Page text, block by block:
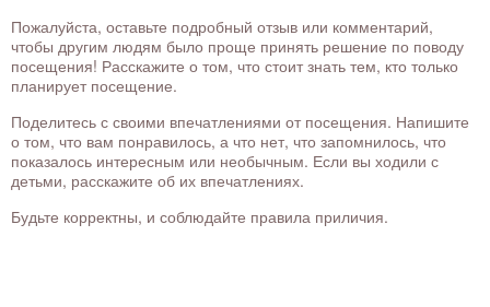
Пожалуйста, оставьте подробный отзыв или комментарий,
чтобы другим людям было проще принять решение по поводу
посещения! Расскажите о том, что стоит знать тем, кто только
планирует посещение.
Поделитесь с своими впечатлениями от посещения. Напишите
о том, что вам понравилось, а что нет, что запомнилось, что
показалось интересным или необычным. Если вы ходили с
детьми, расскажите об их впечатлениях.
Будьте корректны, и соблюдайте правила приличия.